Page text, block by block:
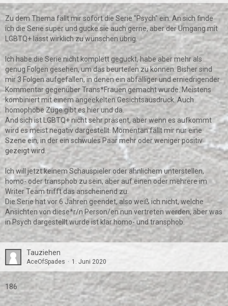
Zu dem Thema fällt mir sofort die Serie "Psych" ein. An sich finde
ich die Serie super und gucke sie auch gerne, aber der Umgang mit
LGBTQ+ lässt wirklich zu wünschen übrig.
Ich habe die Serie nicht komplett geguckt, habe aber mehr als
genug Folgen gesehen, um das beurteilen zu können. Bisher sind
mir 3 Folgen aufgefallen, in denen ein abfälliger und erniedrigender
Kommentar gegenüber Trans*Frauen gemacht wurde. Meistens
kombiniert mit einem angeekelten Gesichtsausdruck. Auch
homophobe Züge gibt es hier und da.
And sich ist LGBTQ+ nicht sehr präsent, aber wenn es aufkommt
wird es meist negativ dargestellt. Momentan fällt mir nur eine
Szene ein, in der ein schwules Paar mehr oder weniger positiv
gezeigt wird.
Ich will jetzt keinem Schauspieler oder ähnlichem unterstellen,
homo- oder transphob zu sein, aber auf einen oder mehrere im
Writer Team trifft das anscheinend zu.
Die Serie hat vor 6 Jahren geendet, also weiß ich nicht, welche
Ansichten von diese*r/n Person/en nun vertreten werden, aber was
in Psych dargestellt wurde ist klar homo- und transphob.
Tauziehen
AceOfSpades 1. Juni 2020
186